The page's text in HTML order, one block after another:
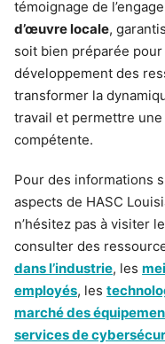
témoignage de
d’œuvre locale,
soit bien préparée
développement des
transformer la
travail et permettre
compétente.
Pour des informations
aspects de HASC
n’hésitez pas à visiter
consulter des
dans l’industrie, les
employés, les
marché des
services de